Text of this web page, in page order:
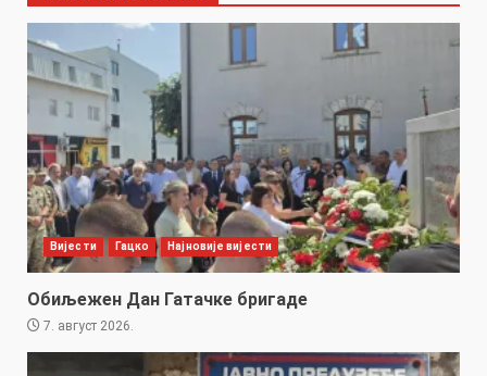
Вијести Гацко Најновије вијести
Обиљежен Дан Гатачке бригаде
7. август 2026.